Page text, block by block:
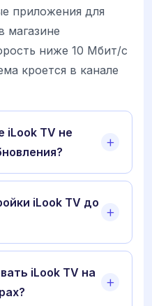
приложения для
магазине
ниже 10 Мбит/с
кроется в канале
iLook TV не
iLook TV до
iLook TV на